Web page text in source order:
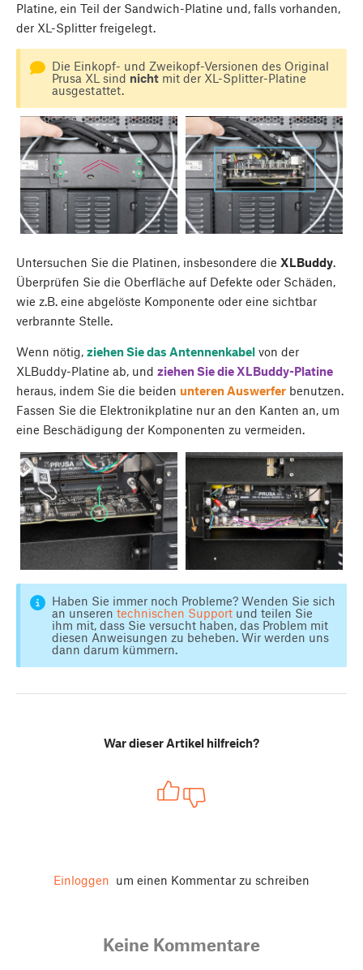
Platine, ein Teil der Sandwich-Platine und, falls vorhanden,
der XL-Splitter freigelegt.
Die Einkopf- und Zweikopf-Versionen des Original
Prusa XL sind nichtmit der XL-Splitter-Platine
ausgestattet.
Untersuchen Sie die Platinen, insbesondere die XLBuddy.
Überprüfen Sie die Oberfläche auf Defekte oder Schäden,
wie z.B. eine abgelöste Komponente oder eine sichtbar
verbrannte Stelle.
Wenn nötig, ziehen Sie das Antennenkabel von der
XLBuddy-Platine ab, und ziehen Sie die XLBuddy-Platine
heraus, indem Sie die beiden unteren Auswerfer benutzen.
Fassen Sie die Elektronikplatine nur an den Kanten an, um
eine Beschädigung der Komponenten zu vermeiden.
Haben Sie immer noch Probleme? Wenden Sie sich
an unseren technischen Supportund teilen Sie
ihm mit, dass Sie versucht haben, das Problem mit
diesen Anweisungen zu beheben. Wir werden uns
dann darum kümmern.
War dieser Artikel hilfreich?
Einloggen um einen Kommentar zu schreiben
Keine Kommentare